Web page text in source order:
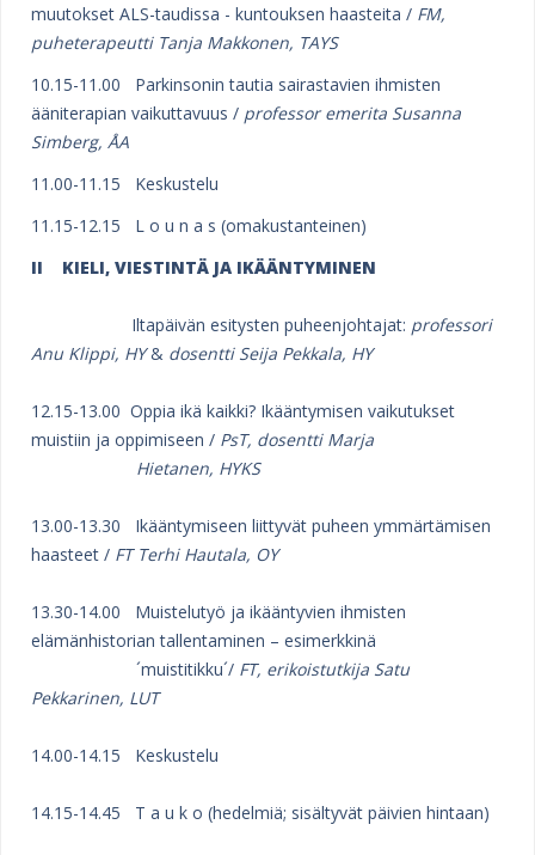
muutokset ALS-taudissa - kuntouksen haasteita / FM,
puheterapeutti Tanja Makkonen, TAYS
10.15-11.00 Parkinsonin tautia sairastavien ihmisten
ääniterapian vaikuttavuus / professor emerita Susanna
Simberg, ÅA
11.00-11.15 Keskustelu
11.15-12.15 L o u n a s (omakustanteinen)
II KIELI, VIESTINTÄ JA IKÄÄNTYMINEN
Iltapäivän esitysten puheenjohtajat: professori
Anu Klippi, HY& dosentti Seija Pekkala, HY
12.15-13.00 Oppia ikä kaikki? Ikääntymisen vaikutukset
muistiin ja oppimiseen / PsT, dosentti Marja
Hietanen, HYKS
13.00-13.30 Ikääntymiseen liittyvät puheen ymmärtämisen
haasteet / FT Terhi Hautala, OY
13.30-14.00 Muistelutyö ja ikääntyvien ihmisten
elämänhistorian tallentaminen – esimerkkinä
´muistitikku´/ FT, erikoistutkija Satu
Pekkarinen, LUT
14.00-14.15 Keskustelu
14.15-14.45 T a u k o (hedelmiä; sisältyvät päivien hintaan)